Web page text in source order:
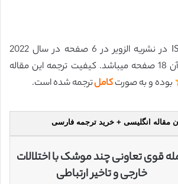
این مقاله انگلیسی ISI در نشریه الزویر در 6 صفحه در سال 2022
منتشر شده و ترجمه آن 18 صفحه میباشد. کیفیت ترجمه این مقاله
بوده و به صورتکاملترجمه شده است.
مقاله انگلیسی + خرید ترجمه فارسی
قوی تعاونی چند موشک با اختلالات
خارجی و تاخیر ارتباطی